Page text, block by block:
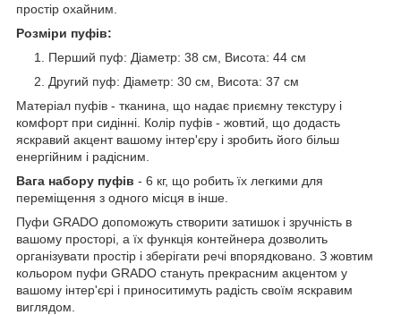
простір охайним.
Розміри пуфів:
Перший пуф: Діаметр: 38 см, Висота: 44 см
Другий пуф: Діаметр: 30 см, Висота: 37 см
Матеріал пуфів - тканина, що надає приємну текстуру і
комфорт при сидінні. Колір пуфів - жовтий, що додасть
яскравий акцент вашому інтер'єру і зробить його більш
енергійним і радісним.
Вага набору пуфів - 6 кг, що робить їх легкими для
переміщення з одного місця в інше.
Пуфи GRADO допоможуть створити затишок і зручність в
вашому просторі, а їх функція контейнера дозволить
організувати простір і зберігати речі впорядковано. З жовтим
кольором пуфи GRADO стануть прекрасним акцентом у
вашому інтер'єрі і приноситимуть радість своїм яскравим
виглядом.